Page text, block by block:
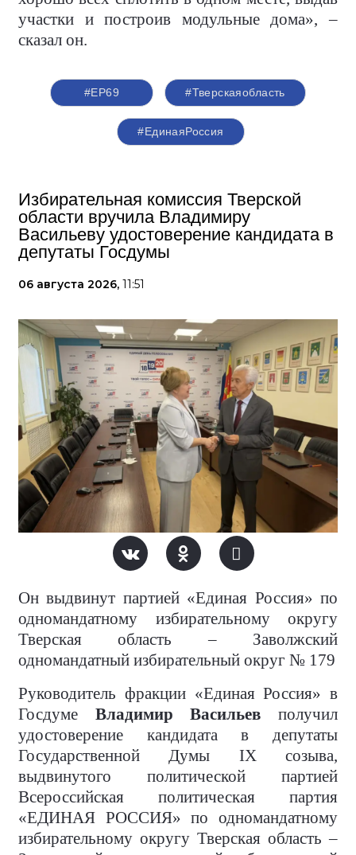
участки и построив модульные дома», –
сказал он.
#ЕР69 #Тверскаяобласть
#ЕдинаяРоссия
Избирательная комиссия Тверской
области вручила Владимиру
Васильеву удостоверение кандидата в
депутаты Госдумы
06 августа 2026, 11:51
Он выдвинут партией «Единая Россия» по
одномандатному избирательному округу
Тверская область – Заволжский
одномандатный избирательный округ № 179
Руководитель фракции «Единая Россия» в
Госдуме Владимир Васильев получил
удостоверение кандидата в депутаты
Государственной Думы IX созыва,
выдвинутого политической партией
Всероссийская политическая партия
«ЕДИНАЯ РОССИЯ» по одномандатному
избирательному округу Тверская область –